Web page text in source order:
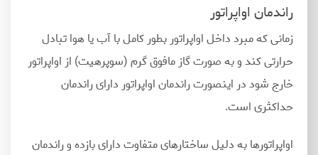
راندمان اواپراتور
زمانی که مبرد داخل اواپراتور بطور کامل با آب یا هوا تبادل
حرارتی کند و به صورت گاز مافوق گرم (سوپرهیت) از اواپراتور
خارج شود در اینصورت راندمان اواپراتور دارای راندمان
حداکثری است.
اواپراتورها به دلیل ساختارهای متفاوت دارای بازده و راندمان